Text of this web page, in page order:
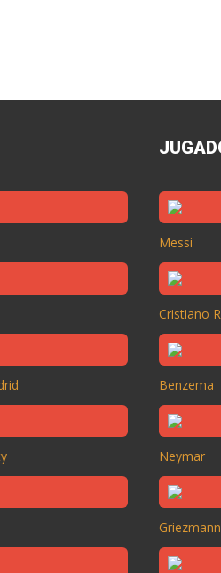
Messi
Cristiano
Benzema
Neymar
Griezmann